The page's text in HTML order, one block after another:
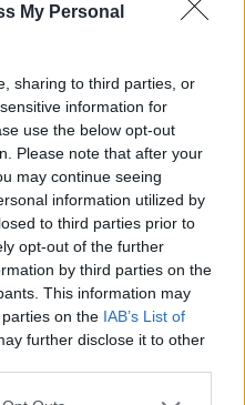
My Personal
sharing to third parties, or
information for
use the below opt-out
Please note that after your
may continue seeing
information utilized by
to third parties prior to
opt-out of the further
by third parties on the
This information may
on the IAB’s List of
further disclose it to other